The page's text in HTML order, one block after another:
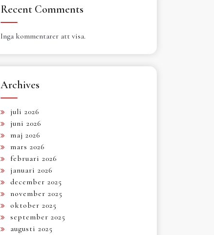
Recent Comments
Inga kommentarer att visa.
Archives
juli 2026
juni 2026
maj 2026
mars 2026
februari 2026
januari 2026
december 2025
november 2025
oktober 2025
september 2025
augusti 2025